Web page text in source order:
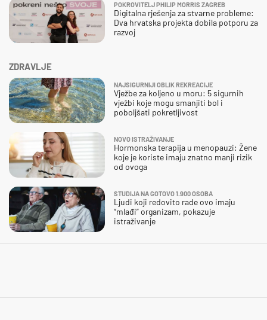
ZDRAVLJE
NAJSIGURNIJI OBLIK REKREACIJE
Vježbe za koljeno u moru: 5 sigurnih
vježbi koje mogu smanjiti bol i
poboljšati pokretljivost
NOVO ISTRAŽIVANJE
Hormonska terapija u menopauzi: Žene
koje je koriste imaju znatno manji rizik
od ovoga
STUDIJA NA GOTOVO 1.900 OSOBA
Ljudi koji redovito rade ovo imaju
“mlađi” organizam, pokazuje
istraživanje
POKROVITELJ PHILIP MORRIS ZAGREB
Digitalna rješenja za stvarne probleme:
Dva hrvatska projekta dobila potporu za
razvoj